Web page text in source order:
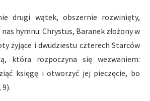
drugi wątek, obszernie rozwinięty,
hymnu: Chrystus, Baranek złożony w
żyjące i dwudziestu czterech Starców
która rozpoczyna się wezwaniem:
księgę i otworzyć jej pieczęcie, bo